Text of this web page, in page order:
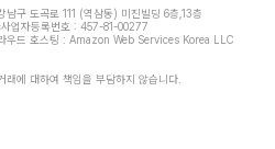
남구 도곡로 111 (역삼동) 미진빌딩 6층,13층
사업자등록번호 : 457-81-00277
우드 호스팅 : Amazon Web Services Korea LLC
래에 대하여 책임을 부담하지 않습니다.